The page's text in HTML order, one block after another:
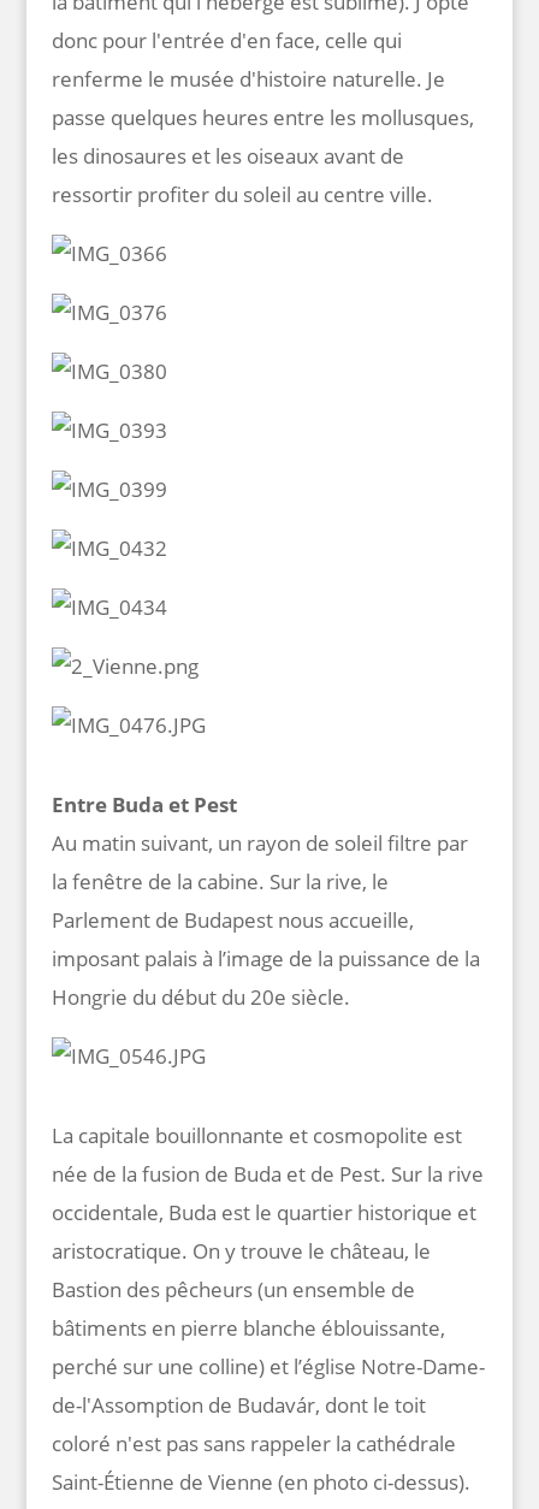
donc pour l'entrée d'en face, celle qui
renferme le musée d'histoire naturelle. Je
passe quelques heures entre les mollusques,
les dinosaures et les oiseaux avant de
ressortir profiter du soleil au centre ville.
Entre Buda et Pest
Au matin suivant, un rayon de soleil filtre par
la fenêtre de la cabine. Sur la rive, le
Parlement de Budapest nous accueille,
imposant palais à l’image de la puissance de la
Hongrie du début du 20e siècle.
La capitale bouillonnante et cosmopolite est
née de la fusion de Buda et de Pest. Sur la rive
occidentale, Buda est le quartier historique et
aristocratique. On y trouve le château, le
Bastion des pêcheurs (un ensemble de
bâtiments en pierre blanche éblouissante,
perché sur une colline) et l’église Notre-Dame-
de-l'Assomption de Budavár, dont le toit
coloré n'est pas sans rappeler la cathédrale
Saint-Étienne de Vienne (en photo ci-dessus).